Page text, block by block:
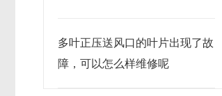
多叶正压送风口的叶片出现了故
障，可以怎么样维修呢